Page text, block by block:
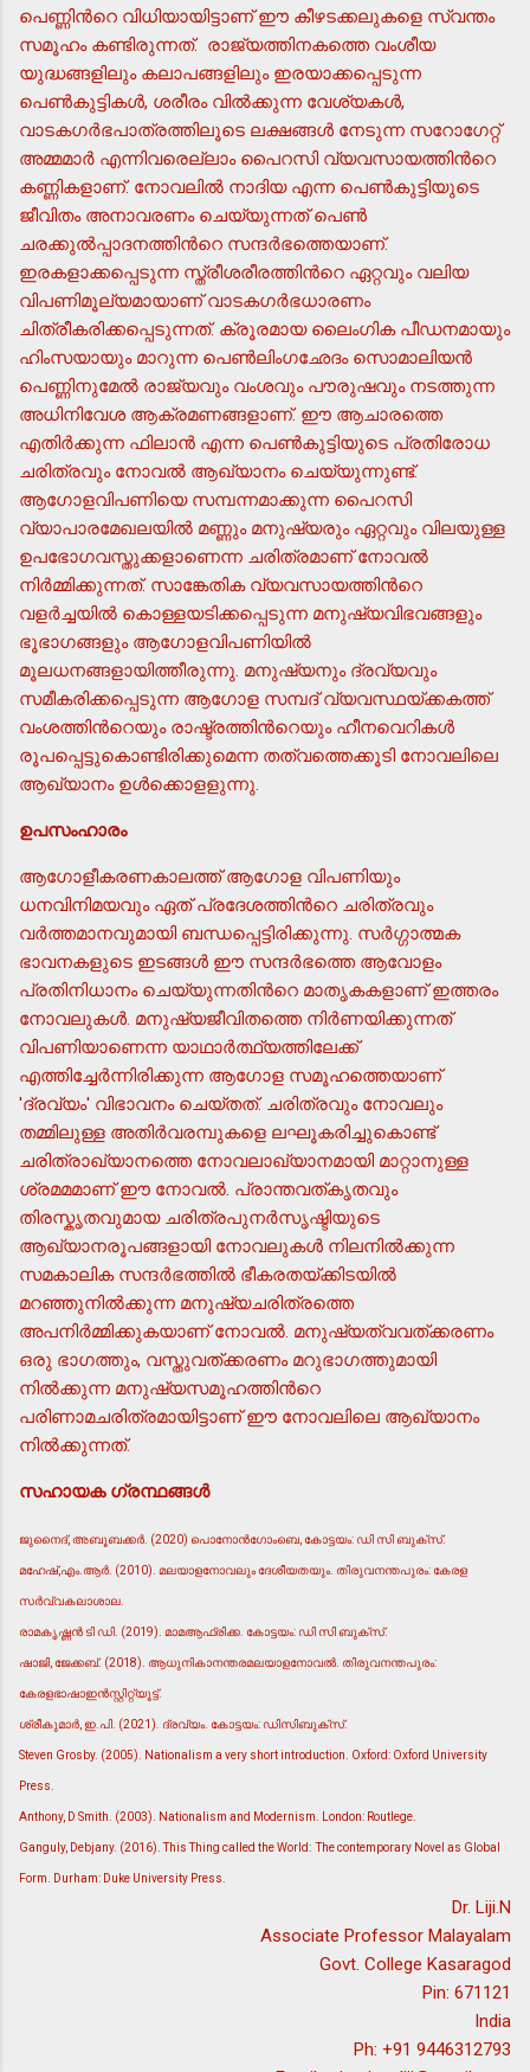
പെണ്ണിന്‍റെ വിധിയായിട്ടാണ് ഈ കീഴടക്കലുകളെ സ്വന്തം
സമൂഹം കണ്ടിരുന്നത്. രാജ്യത്തിനകത്തെ വംശീയ
യുദ്ധങ്ങളിലും കലാപങ്ങളിലും ഇരയാക്കപ്പെടുന്ന
പെണ്‍കുട്ടികള്‍, ശരീരം വില്‍ക്കുന്ന വേശ്യകള്‍,
വാടകഗര്‍ഭപാത്രത്തിലൂടെ ലക്ഷങ്ങള്‍ നേടുന്ന സറോഗേറ്റ്
അമ്മമാര്‍ എന്നിവരെല്ലാം പൈറസി വ്യവസായത്തിന്‍റെ
കണ്ണികളാണ്. നോവലില്‍ നാദിയ എന്ന പെണ്‍കുട്ടിയുടെ
ജീവിതം അനാവരണം ചെയ്യുന്നത് പെണ്‍
ചരക്കുല്‍പ്പാദനത്തിന്‍റെ സന്ദര്‍ഭത്തെയാണ്.
ഇരകളാക്കപ്പെടുന്ന സ്ത്രീശരീരത്തിന്‍റെ ഏറ്റവും വലിയ
വിപണിമൂല്യമായാണ് വാടകഗര്‍ഭധാരണം
ചിത്രീകരിക്കപ്പെടുന്നത്. ക്രൂരമായ ലൈംഗിക പീഡനമായും
ഹിംസയായും മാറുന്ന പെണ്‍ലിംഗഛേദം സൊമാലിയന്‍
പെണ്ണിനുമേല്‍ രാജ്യവും വംശവും പൗരുഷവും നടത്തുന്ന
അധിനിവേശ ആക്രമണങ്ങളാണ്. ഈ ആചാരത്തെ
എതിര്‍ക്കുന്ന ഫിലാന്‍ എന്ന പെണ്‍കുട്ടിയുടെ പ്രതിരോധ
ചരിത്രവും നോവല്‍ ആഖ്യാനം ചെയ്യുന്നുണ്ട്.
ആഗോളവിപണിയെ സമ്പന്നമാക്കുന്ന പൈറസി
വ്യാപാരമേഖലയില്‍ മണ്ണും മനുഷ്യരും ഏറ്റവും വിലയുള്ള
ഉപഭോഗവസ്തുക്കളാണെന്ന ചരിത്രമാണ് നോവല്‍
നിര്‍മ്മിക്കുന്നത്. സാങ്കേതിക വ്യവസായത്തിന്‍റെ
വളര്‍ച്ചയില്‍ കൊള്ളയടിക്കപ്പെടുന്ന മനുഷ്യവിഭവങ്ങളും
ഭൂഭാഗങ്ങളും ആഗോളവിപണിയില്‍
മൂലധനങ്ങളായിത്തീരുന്നു. മനുഷ്യനും ദ്രവ്യവും
സമീകരിക്കപ്പെടുന്ന ആഗോള സമ്പദ് വ്യവസ്ഥയ്ക്കകത്ത്
വംശത്തിന്‍റെയും രാഷ്ട്രത്തിന്‍റെയും ഹീനവെറികള്‍
രൂപപ്പെട്ടുകൊണ്ടിരിക്കുമെന്ന തത്വത്തെക്കൂടി നോവലിലെ
ആഖ്യാനം ഉള്‍ക്കൊളളുന്നു.
ഉപസംഹാരം
ആഗോളീകരണകാലത്ത് ആഗോള വിപണിയും
ധനവിനിമയവും ഏത് പ്രദേശത്തിന്‍റെ ചരിത്രവും
വര്‍ത്തമാനവുമായി ബന്ധപ്പെട്ടിരിക്കുന്നു. സര്‍ഗ്ഗാത്മക
ഭാവനകളുടെ ഇടങ്ങള്‍ ഈ സന്ദര്‍ഭത്തെ ആവോളം
പ്രതിനിധാനം ചെയ്യുന്നതിന്‍റെ മാതൃകകളാണ് ഇത്തരം
നോവലുകള്‍. മനുഷ്യജീവിതത്തെ നിര്‍ണയിക്കുന്നത്
വിപണിയാണെന്ന യാഥാര്‍ത്ഥ്യത്തിലേക്ക്
എത്തിച്ചേര്‍ന്നിരിക്കുന്ന ആഗോള സമൂഹത്തെയാണ്
'ദ്രവ്യം' വിഭാവനം ചെയ്തത്. ചരിത്രവും നോവലും
തമ്മിലുള്ള അതിര്‍വരമ്പുകളെ ലഘൂകരിച്ചുകൊണ്ട്
ചരിത്രാഖ്യാനത്തെ നോവലാഖ്യാനമായി മാറ്റാനുള്ള
ശ്രമമമാണ് ഈ നോവല്‍. പ്രാന്തവത്കൃതവും
തിരസ്കൃതവുമായ ചരിത്രപുനര്‍സൃഷ്ടിയുടെ
ആഖ്യാനരൂപങ്ങളായി നോവലുകള്‍ നിലനില്‍ക്കുന്ന
സമകാലിക സന്ദര്‍ഭത്തില്‍ ഭീകരതയ്ക്കിടയില്‍
മറഞ്ഞുനില്‍ക്കുന്ന മനുഷ്യചരിത്രത്തെ
അപനിര്‍മ്മിക്കുകയാണ് നോവല്‍. മനുഷ്യത്വവത്ക്കരണം
ഒരു ഭാഗത്തും, വസ്തുവത്ക്കരണം മറുഭാഗത്തുമായി
നില്‍ക്കുന്ന മനുഷ്യസമൂഹത്തിന്‍റെ
പരിണാമചരിത്രമായിട്ടാണ് ഈ നോവലിലെ ആഖ്യാനം
നില്‍ക്കുന്നത്.
സഹായക ഗ്രന്ഥങ്ങള്‍
ജുനൈദ്, അബൂബക്കര്‍. (2020) പൊനോന്‍ഗോംബെ, കോട്ടയം: ഡി സി ബുക്സ്.
മഹേഷ്,എം.ആര്‍. (2010). മലയാളനോവലും ദേശീയതയും. തിരുവനന്തപുരം: കേരള
സര്‍വ്വകലാശാല.
രാമകൃഷ്ണന്‍ ടി ഡി. (2019). മാമആഫ്രിക്ക. കോട്ടയം: ഡി സി ബുക്സ്.
ഷാജി, ജേക്കബ്. (2018). ആധുനികാനന്തരമലയാളനോവല്‍. തിരുവനന്തപുരം:
കേരളഭാഷാഇന്‍സ്റ്റിറ്റ്യൂട്ട്.
ശ്രീകുമാര്‍, ഇ.പി. (2021). ദ്രവ്യം. കോട്ടയം: ഡിസിബുക്സ്.
Steven Grosby. (2005). Nationalism a very short introduction. Oxford: Oxford University
Press.
Anthony, D Smith. (2003). Nationalism and Modernism. London: Routlege.
Ganguly, Debjany. (2016). This Thing called the World: The contemporary Novel as Global
Form. Durham: Duke University Press.
Dr. Liji.N
Associate Professor Malayalam
Govt. College Kasaragod
Pin: 671121
India
Ph: +91 9446312793